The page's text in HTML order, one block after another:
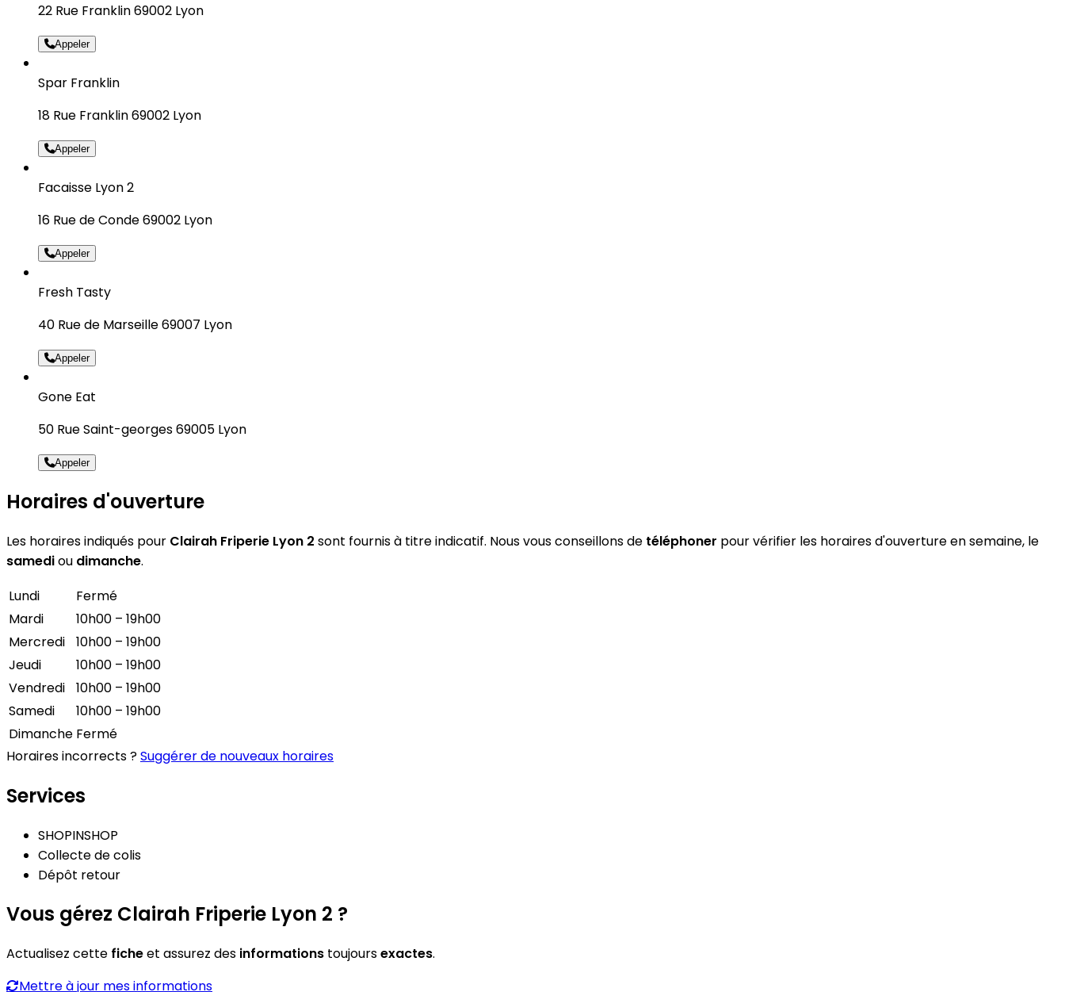
22 Rue Franklin 69002 Lyon
Appeler
Spar Franklin
18 Rue Franklin 69002 Lyon
Appeler
Facaisse Lyon 2
16 Rue de Conde 69002 Lyon
Appeler
Fresh Tasty
40 Rue de Marseille 69007 Lyon
Appeler
Gone Eat
50 Rue Saint-georges 69005 Lyon
Appeler
Horaires d'ouverture
Les horaires indiqués pour Clairah Friperie Lyon 2 sont fournis à titre indicatif. Nous vous conseillons de téléphoner pour vérifier les horaires d'ouverture en semaine, le
samediou dimanche.
Lundi
Fermé
Mardi
10h00 – 19h00
Mercredi
10h00 – 19h00
Jeudi
10h00 – 19h00
Vendredi
10h00 – 19h00
Samedi
10h00 – 19h00
Dimanche Fermé
Horaires incorrects ?Suggérer de nouveaux horaires
Services
SHOPINSHOP
Collecte de colis
Dépôt retour
Vous gérez Clairah Friperie Lyon 2 ?
Actualisez cette ficheet assurez des informations toujoursexactes.
Mettre à jour mes informations